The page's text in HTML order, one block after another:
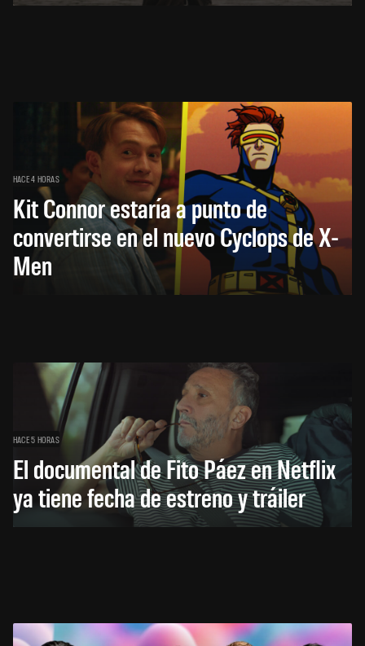
HACE 4 HORAS
Kit Connor estaría a punto de
convertirse en el nuevo Cyclops de X-
Men
HACE 5 HORAS
El documental de Fito Páez en Netflix
ya tiene fecha de estreno y tráiler